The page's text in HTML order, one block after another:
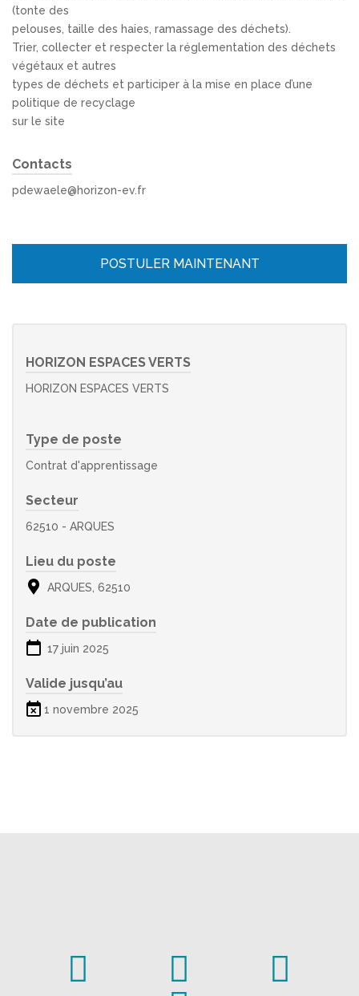
(tonte des
pelouses, taille des haies, ramassage des déchets).
Trier, collecter et respecter la réglementation des déchets
végétaux et autres
types de déchets et participer à la mise en place d’une
politique de recyclage
sur le site
Contacts
pdewaele@horizon-ev.fr
POSTULER MAINTENANT
HORIZON ESPACES VERTS
HORIZON ESPACES VERTS
Type de poste
Contrat d'apprentissage
Secteur
62510 - ARQUES
Lieu du poste
ARQUES, 62510
Date de publication
17 juin 2025
Valide jusqu’au
1 novembre 2025
 
